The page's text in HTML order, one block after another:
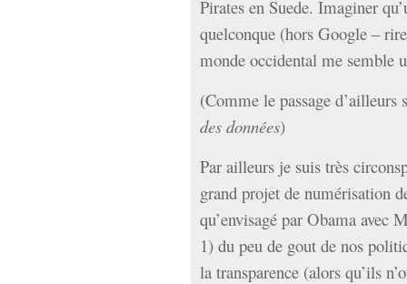
Pirates en Suede. Imaginer
quelconque (hors Google –
monde occidental me semble
(Comme le passage d’ailleurs
des données)
Par ailleurs je suis très
grand projet de numérisation
qu’envisagé par Obama avec
1) du peu de gout de nos
la transparence (alors qu’ils